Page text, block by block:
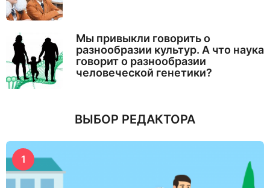
Мы привыкли говорить о
разнообразии культур. А что наука
говорит о разнообразии
человеческой генетики?
ВЫБОР РЕДАКТОРА
1